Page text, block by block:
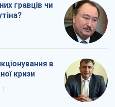
гравців чи
в
кризи
т.